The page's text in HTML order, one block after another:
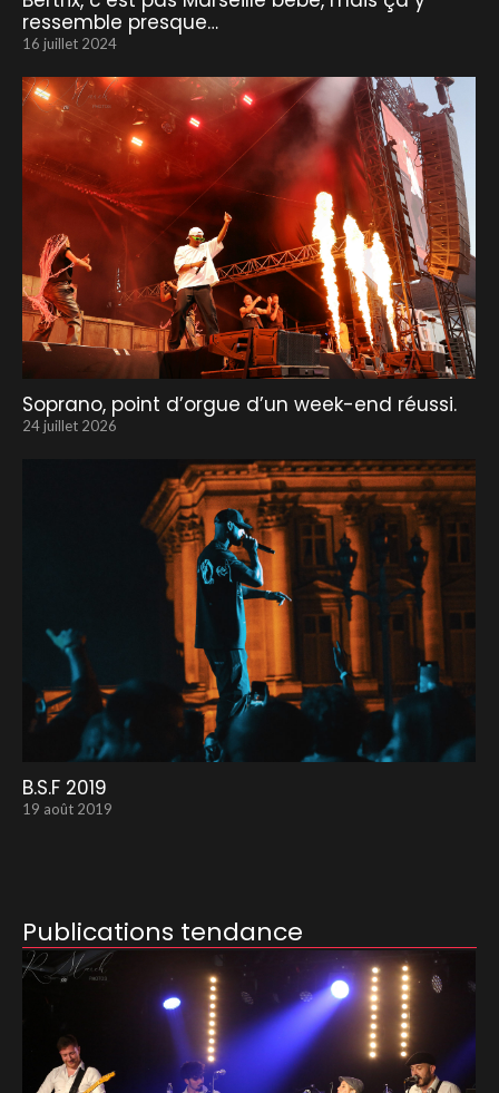
ressemble presque…
16 juillet 2024
Soprano, point d’orgue d’un week-end réussi.
24 juillet 2026
B.S.F 2019
19 août 2019
Publications tendance